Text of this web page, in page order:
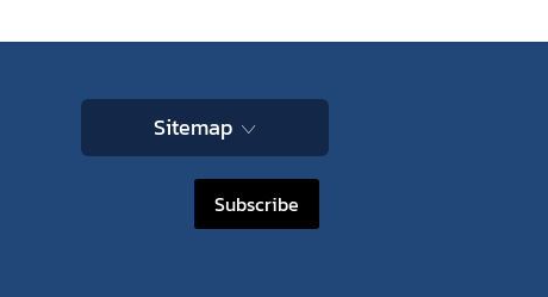
Sitemap
Subscribe